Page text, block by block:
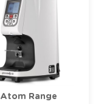
Atom Range